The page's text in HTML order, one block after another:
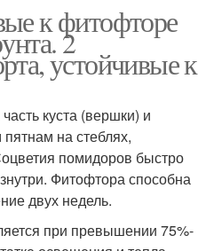
к фитофторе
2
устойчивые к
куста (вершки) и
на стеблях,
помидоров быстро
Фитофтора способна
двух недель.
при превышении 75%-